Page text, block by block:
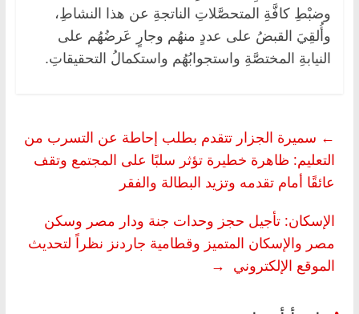
وضبْطِ كافَّةِ المتحصَّلاتِ الناتجةِ عن هذا النشاطِ،
وأُلقِيَ القبضُ على عددٍ منهُم وجارٍ عَرضُهُم على
النيابةِ المختصَّةِ واستجوابُهُم واستكمالُ التحقيقاتِ.
← سميرة الجزار تتقدم بطلب إحاطة عن التسرب من
التعليم: ظاهرة خطيرة تؤثر سلبًا على المجتمع وتقف
عائقًا أمام تقدمه وتزيد البطالة والفقر
الإسكان: تأجيل حجز وحدات جنة ودار مصر وسكن
مصر والإسكان المتميز وقطامية جاردنز نظراً لتحديث
الموقع الإلكتروني →